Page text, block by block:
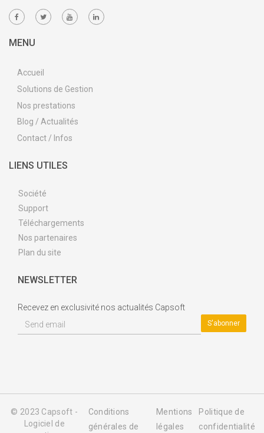
MENU
Accueil
Solutions de Gestion
Nos prestations
Blog / Actualités
Contact / Infos
LIENS UTILES
Société
Support
Téléchargements
Nos partenaires
Plan du site
NEWSLETTER
Recevez en exclusivité nos actualités Capsoft
© 2023 Capsoft -
Logiciel de
Conditions
générales de
Mentions
légales
Politique de
confidentialité